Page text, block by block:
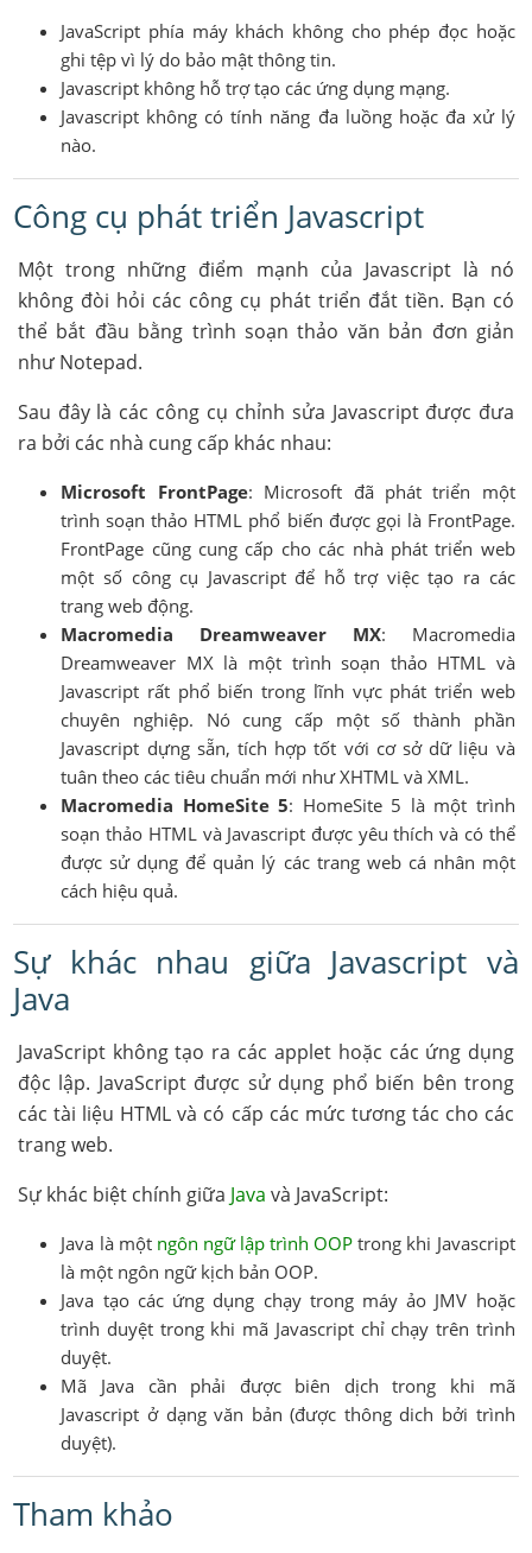
JavaScript phía máy khách không cho phép đọc hoặc
ghi tệp vì lý do bảo mật thông tin.
Javascript không hỗ trợ tạo các ứng dụng mạng.
Javascript không có tính năng đa luồng hoặc đa xử lý
nào.
Công cụ phát triển Javascript
Một trong những điểm mạnh của Javascript là nó
không đòi hỏi các công cụ phát triển đắt tiền. Bạn có
thể bắt đầu bằng trình soạn thảo văn bản đơn giản
như Notepad.
Sau đây là các công cụ chỉnh sửa Javascript được đưa
ra bởi các nhà cung cấp khác nhau:
Microsoft FrontPage: Microsoft đã phát triển một
trình soạn thảo HTML phổ biến được gọi là FrontPage.
FrontPage cũng cung cấp cho các nhà phát triển web
một số công cụ Javascript để hỗ trợ việc tạo ra các
trang web động.
Macromedia Dreamweaver MX: Macromedia
Dreamweaver MX là một trình soạn thảo HTML và
Javascript rất phổ biến trong lĩnh vực phát triển web
chuyên nghiệp. Nó cung cấp một số thành phần
Javascript dựng sẵn, tích hợp tốt với cơ sở dữ liệu và
tuân theo các tiêu chuẩn mới như XHTML và XML.
Macromedia HomeSite 5: HomeSite 5 là một trình
soạn thảo HTML và Javascript được yêu thích và có thể
được sử dụng để quản lý các trang web cá nhân một
cách hiệu quả.
Sự khác nhau giữa Javascript và
Java
JavaScript không tạo ra các applet hoặc các ứng dụng
độc lập. JavaScript được sử dụng phổ biến bên trong
các tài liệu HTML và có cấp các mức tương tác cho các
trang web.
Sự khác biệt chính giữa Java và JavaScript:
Java là một ngôn ngữ lập trình OOP trong khi Javascript
là một ngôn ngữ kịch bản OOP.
Java tạo các ứng dụng chạy trong máy ảo JMV hoặc
trình duyệt trong khi mã Javascript chỉ chạy trên trình
duyệt.
Mã Java cần phải được biên dịch trong khi mã
Javascript ở dạng văn bản (được thông dich bởi trình
duyệt).
Tham khảo